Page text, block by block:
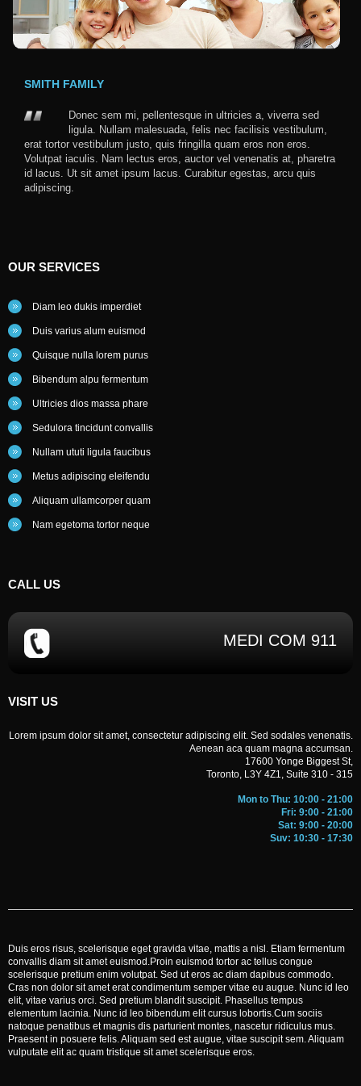
SMITH FAMILY
Donec sem mi, pellentesque in ultricies a, viverra sed
ligula. Nullam malesuada, felis nec facilisis vestibulum,
erat tortor vestibulum justo, quis fringilla quam eros non eros.
Volutpat iaculis. Nam lectus eros, auctor vel venenatis at, pharetra
id lacus. Ut sit amet ipsum lacus. Curabitur egestas, arcu quis
adipiscing.
OUR SERVICES
Diam leo dukis imperdiet
Duis varius alum euismod
Quisque nulla lorem purus
Bibendum alpu fermentum
Ultricies dios massa phare
Sedulora tincidunt convallis
Nullam ututi ligula faucibus
Metus adipiscing eleifendu
Aliquam ullamcorper quam
Nam egetoma tortor neque
CALL US
MEDI COM 911
VISIT US
Lorem ipsum dolor sit amet, consectetur adipiscing elit. Sed sodales venenatis.
Aenean aca quam magna accumsan.
17600 Yonge Biggest St,
Toronto, L3Y 4Z1, Suite 310 - 315
Mon to Thu: 10:00 - 21:00
Fri: 9:00 - 21:00
Sat: 9:00 - 20:00
Suv: 10:30 - 17:30
Duis eros risus, scelerisque eget gravida vitae, mattis a nisl. Etiam fermentum
convallis diam sit amet euismod.Proin euismod tortor ac tellus congue
scelerisque pretium enim volutpat. Sed ut eros ac diam dapibus commodo.
Cras non dolor sit amet erat condimentum semper vitae eu augue. Nunc id leo
elit, vitae varius orci. Sed pretium blandit suscipit. Phasellus tempus
elementum lacinia. Nunc id leo bibendum elit cursus lobortis.Cum sociis
natoque penatibus et magnis dis parturient montes, nascetur ridiculus mus.
Praesent in posuere felis. Aliquam sed est augue, vitae suscipit sem. Aliquam
vulputate elit ac quam tristique sit amet scelerisque eros.